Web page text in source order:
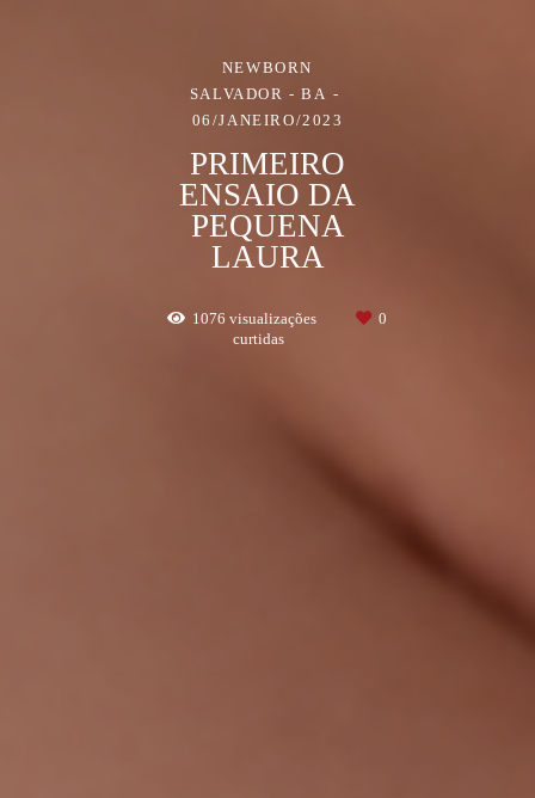
NEWBORN
SALVADOR - BA
06/JANEIRO/2023
PRIMEIRO
ENSAIO DA
PEQUENA
LAURA
1076 visualizações
0
curtidas